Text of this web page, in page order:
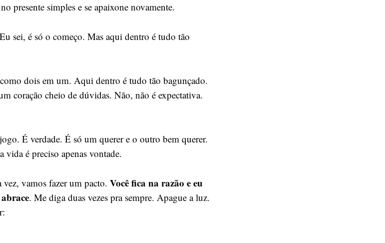
presente simples e se apaixone novamente.
sei, é só o começo. Mas aqui dentro é tudo tão
dois em um. Aqui dentro é tudo tão bagunçado.
coração cheio de dúvidas. Não, não é expectativa.
É verdade. É só um querer e o outro bem querer.
é preciso apenas vontade.
vez, vamos fazer um pacto.Você fica na razão e eu
. Me diga duas vezes pra sempre. Apague a luz.